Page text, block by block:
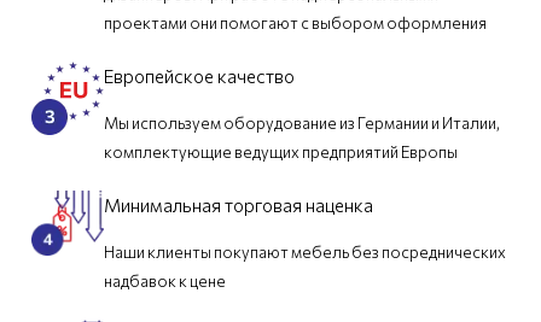
проектами они помогают с выбором оформления
Европейское качество
Мы используем оборудование из Германии и Италии,
комплектующие ведущих предприятий Европы
Минимальная торговая наценка
Наши клиенты покупают мебель без посреднических
надбавок к цене